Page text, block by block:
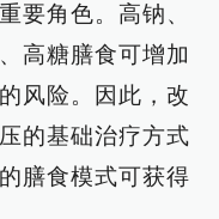
要角色。高钠、
高糖膳食可增加
风险。因此，改
的基础治疗方式
膳食模式可获得